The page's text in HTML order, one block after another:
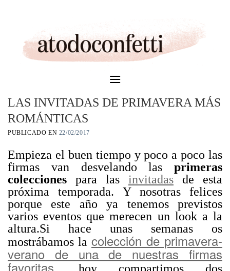
LAS INVITADAS DE PRIMAVERA MÁS
ROMÁNTICAS
PUBLICADO EN 22/02/2017
Empieza el buen tiempo y poco a poco las
firmas van desvelando las primeras
colecciones para las invitadas de esta
próxima temporada. Y nosotras felices
porque este año ya tenemos previstos
varios eventos que merecen un look a la
altura.Si hace unas semanas os
mostrábamos la colección de primavera-
verano de una de nuestras firmas
favoritas